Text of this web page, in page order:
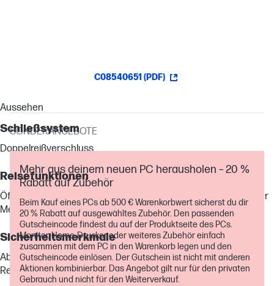
C08540651 (PDF)
Aussehen
Schließsystem
Doppelreißverschluss
Reisefunktionen
Öffnung für einen Trolley-Griff; Rückenpolsterung; Gepolsterter
Mesheinsatz zur Lüftung; Regenschutz
Sicherheitsmerkmale
Abschließbare Reißverschlüsse; Interpunktionssichere
Reißverschlüsse; Gepolsterte Laptop-Tasche
SONDERANGEBOTE
Mehr aus deinem neuen PC herausholen – 20 %
Rabatt auf Zubehör
Beim Kauf eines PCs ab 500 € Warenkorbwert sicherst du dir
20 % Rabatt auf ausgewähltes Zubehör. Den passenden
Gutscheincode findest du auf der Produktseite des PCs.
Monitor, Home-Drucker oder weiteres Zubehör einfach
zusammen mit dem PC in den Warenkorb legen und den
Gutscheincode einlösen. Der Gutschein ist nicht mit anderen
Aktionen kombinierbar. Das Angebot gilt nur für den privaten
Gebrauch und nicht für den Weiterverkauf.